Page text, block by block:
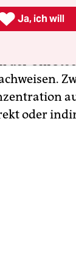
Von
lange
der Uni
oder
Ja, ich will